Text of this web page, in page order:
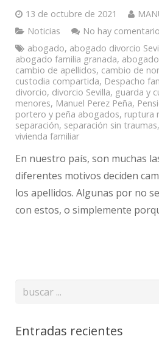
13 de octubre de 2021
Noticias
No hay
abogado, abogado divorcio
abogado familia granada,
cambio de apellidos, cambio de
custodia compartida, Despacho
divorcio, divorcio Sevilla, guarda y
menores, Manuel Perez Peña,
portero y peña abogados, ruptura
separación, separación sin traumas,
vivienda familiar
En nuestro país, son muchas
diferentes motivos deciden
los apellidos. Algunas por no
con estos, o simplemente
Entradas recientes